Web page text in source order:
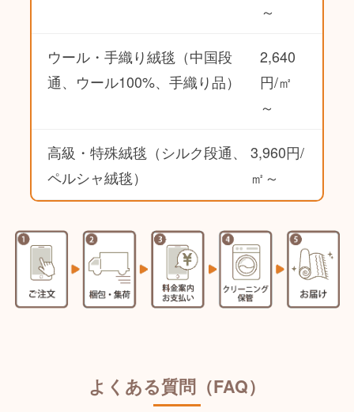
～
ウール・手織り絨毯（中国段
通、ウール100%、手織り品）
2,640
円/㎡
～
高級・特殊絨毯（シルク段通、
ペルシャ絨毯）
3,960円/
㎡～
よくある質問（FAQ）